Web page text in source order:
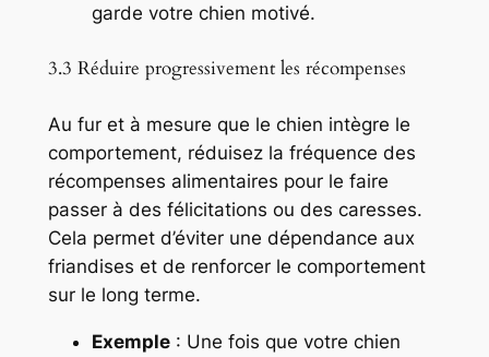
garde votre chien motivé.
3.3 Réduire progressivement les récompenses
Au fur et à mesure que le chien intègre le
comportement, réduisez la fréquence des
récompenses alimentaires pour le faire
passer à des félicitations ou des caresses.
Cela permet d’éviter une dépendance aux
friandises et de renforcer le comportement
sur le long terme.
Exemple: Une fois que votre chien